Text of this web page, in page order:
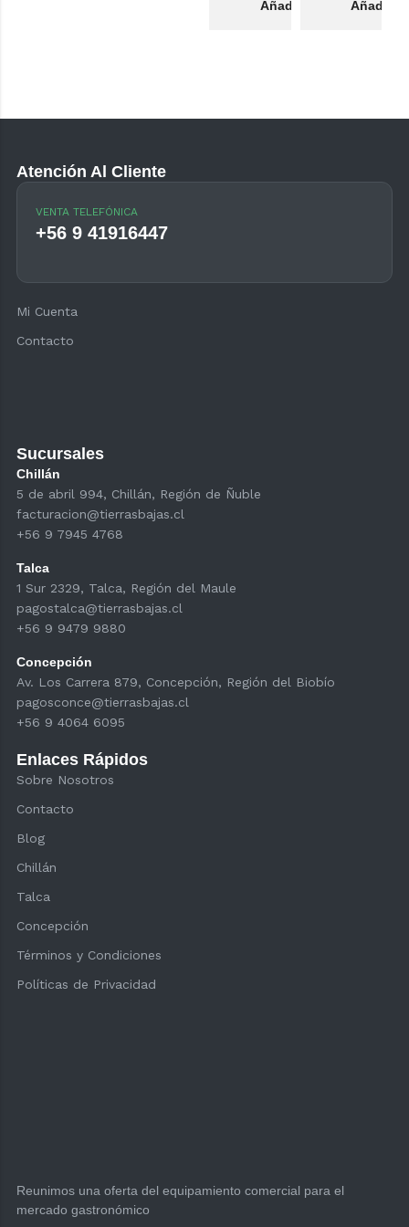
Añadir al carritoAñadir
Reunimos una oferta del equipamiento comercial para el
mercado gastronómico
Sucursales
Chillán
5 de abril 994, Chillán, Región de Ñuble
facturacion@tierrasbajas.cl
+56 9 7945 4768
Talca
1 Sur 2329, Talca, Región del Maule
pagostalca@tierrasbajas.cl
+56 9 9479 9880
Concepción
Av. Los Carrera 879, Concepción, Región del Biobío
pagosconce@tierrasbajas.cl
+56 9 4064 6095
Enlaces Rápidos
Sobre Nosotros
Contacto
Blog
Chillán
Talca
Concepción
Términos y Condiciones
Políticas de Privacidad
Atención Al Cliente
VENTA TELEFÓNICA
+56 9 41916447
Mi Cuenta
Contacto